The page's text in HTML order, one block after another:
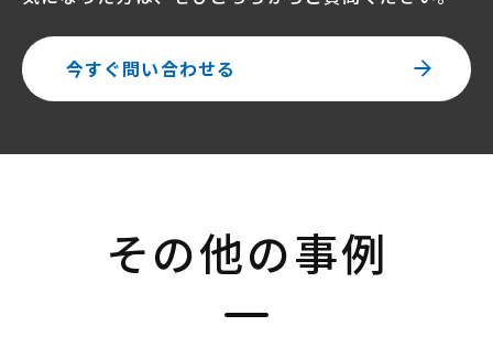
今すぐ問い合わせる
その他の事例